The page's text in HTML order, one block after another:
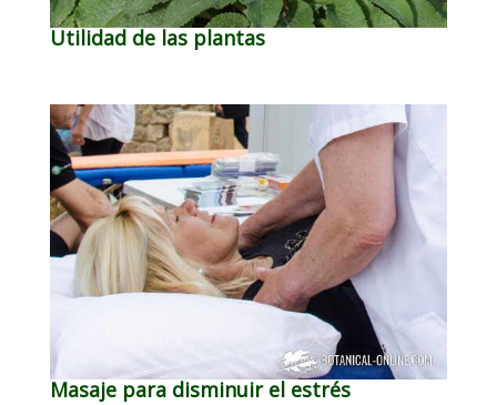
Utilidad de las plantas
Masaje para disminuir el estrés